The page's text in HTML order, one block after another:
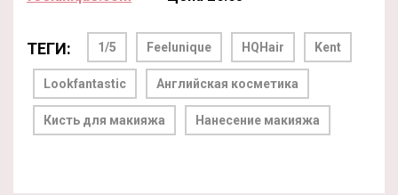
ТЕГИ: 1/5 Feelunique HQHair Kent
Lookfantastic Английская косметика
Кисть для макияжа Нанесение макияжа